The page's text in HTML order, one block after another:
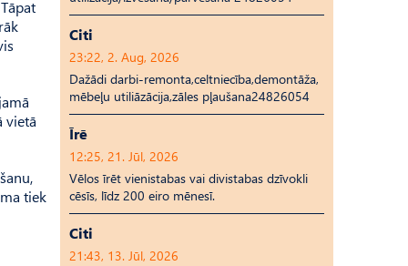
vietā
tiek
Citi
23:22, 2. Aug, 2026
Dažādi darbi-remonta,celtniecība,demontāža,
mēbeļu utiliāzācija,zāles pļaušana24826054
Īrē
12:25, 21. Jūl, 2026
Vēlos īrēt vienistabas vai divistabas dzīvokli
cēsīs, līdz 200 eiro mēnesī.
Citi
21:43, 13. Jūl, 2026